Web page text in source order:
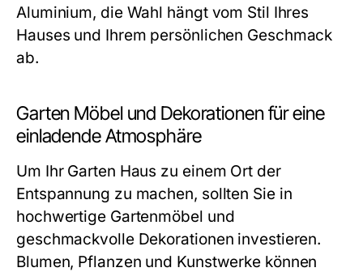
Aluminium, die Wahl hängt vom Stil Ihres
Hauses und Ihrem persönlichen Geschmack
ab.
Garten Möbel und Dekorationen für eine
einladende Atmosphäre
Um Ihr Garten Haus zu einem Ort der
Entspannung zu machen, sollten Sie in
hochwertige Gartenmöbel und
geschmackvolle Dekorationen investieren.
Blumen, Pflanzen und Kunstwerke können